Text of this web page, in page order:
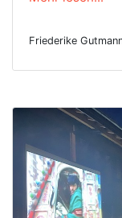
Friederike